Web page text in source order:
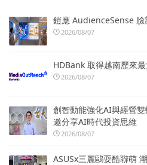
鎧應 AudienceSense 臉
2026/08/07
HDBank 取得越南歷來
2026/08/07
創智動能強化AI與經營
邀分享AI時代投資思維
2026/08/07
ASUSx三麗鷗耍酷聯萌